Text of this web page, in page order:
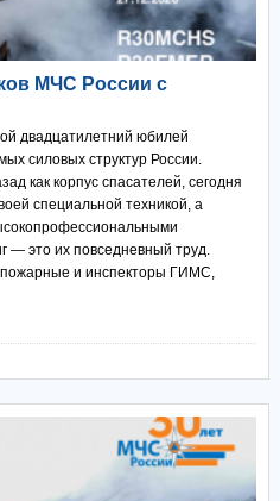
МЧС России с
двадцатилетний юбилей
силовых структур России.
как корпус спасателей, сегодня
специальной техникой, а
— это их повседневный труд.
и инспекторы ГИМС,